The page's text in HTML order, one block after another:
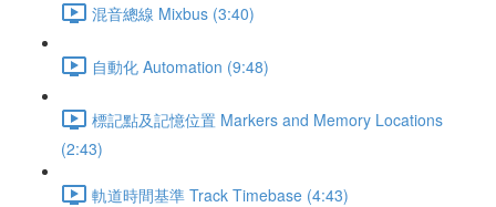
混音總線 Mixbus (3:40)
自動化 Automation (9:48)
標記點及記憶位置 Markers and Memory Locations
(2:43)
軌道時間基準 Track Timebase (4:43)